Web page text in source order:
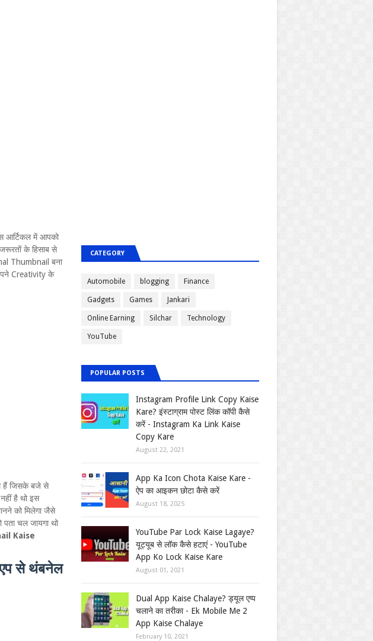
आर्टिकल में आपको
के हिसाब से
Thumbnail बना
Creativity के
हैं जिसके बजे से
है थो इस
को मिलेगा जैसे
चल जायगा थो
Kaise
से थंबनेल
CATEGORY
Automobile blogging Finance
Gadgets Games Jankari
Online Earning Silchar Technology
YouTube
POPULAR POSTS
Instagram Profile Link Copy Kaise
Kare? इंस्टाग्राम पोस्ट लिंक कॉपी कैसे
करें - Instagram Ka Link Kaise
Copy Kare
August 22, 2021
App Ka Icon Chota Kaise Kare -
ऐप का आइकन छोटा कैसे करें
August 18, 2025
YouTube Par Lock Kaise Lagaye?
यूट्यूब से लॉक कैसे हटाएं - YouTube
App Ko Lock Kaise Kare
August 01, 2021
Dual App Kaise Chalaye? ड्यूल एप्प
चलाने का तरीका - Ek Mobile Me 2
App Kaise Chalaye
February 10, 2021